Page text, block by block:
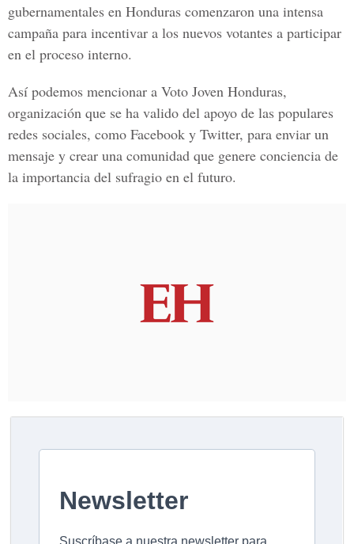
gubernamentales en Honduras comenzaron una intensa
campaña para incentivar a los nuevos votantes a participar
en el proceso interno.
Así podemos mencionar a Voto Joven Honduras,
organización que se ha valido del apoyo de las populares
redes sociales, como Facebook y Twitter, para enviar un
mensaje y crear una comunidad que genere conciencia de
la importancia del sufragio en el futuro.